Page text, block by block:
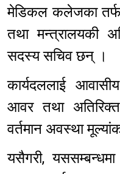
मेडिकल कलेजका
तथा मन्त्रालयकी
सदस्य सचिव छन् ।
कार्यदललाई
आवर तथा
वर्तमान अवस्था
यसैगरी,